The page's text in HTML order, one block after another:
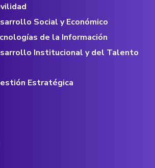
Social y Económico
de la Información
Institucional y del Talento
Estratégica